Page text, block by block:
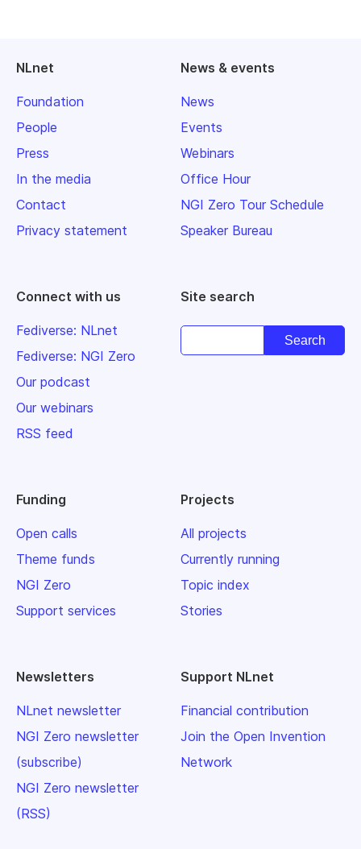
NLnet
Foundation
People
Press
In the media
Contact
Privacy statement
News & events
News
Events
Webinars
Office Hour
NGI Zero Tour Schedule
Speaker Bureau
Connect with us
Fediverse: NLnet
Fediverse: NGI Zero
Our podcast
Our webinars
RSS feed
Site search
Funding
Open calls
Theme funds
NGI Zero
Support services
Projects
All projects
Currently running
Topic index
Stories
Newsletters
NLnet newsletter
NGI Zero newsletter
(subscribe)
NGI Zero newsletter
(RSS)
Support NLnet
Financial contribution
Join the Open Invention
Network